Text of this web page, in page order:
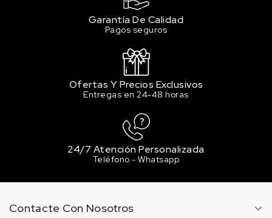
Garantía De Calidad
Pagos seguros
Ofertas Y Precios Exclusivos
Entregas en 24-48 horas
24/7 Atención Personalizada
Teléfono - Whatsapp
Contacte Con Nosotros